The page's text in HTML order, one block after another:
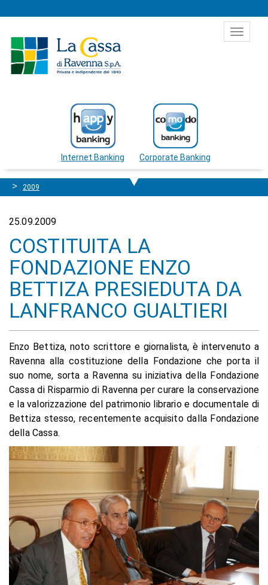
Toggle
Internet Banking Corporate Banking
2009
25.09.2009
COSTITUITA LA
FONDAZIONE ENZO
BETTIZA PRESIEDUTA DA
LANFRANCO GUALTIERI
Enzo Bettiza, noto scrittore e giornalista, è intervenuto a
Ravenna alla costituzione della Fondazione che porta il
suo nome, sorta a Ravenna su iniziativa della Fondazione
Cassa di Risparmio di Ravenna per curare la conservazione
e la valorizzazione del patrimonio librario e documentale di
Bettiza stesso, recentemente acquisito dalla Fondazione
della Cassa.